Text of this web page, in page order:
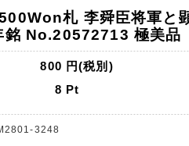
札 李舜臣将軍と
銘 No.20572713 極美品
800 円(税別)
8 Pt
3248